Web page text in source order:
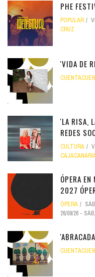
PHE
POPULAR
CRUZ
'VIDA DE
'LA RISA,
REDES
CULTURA
ÓPERA
2027
ÓPERA
26/09/26 -